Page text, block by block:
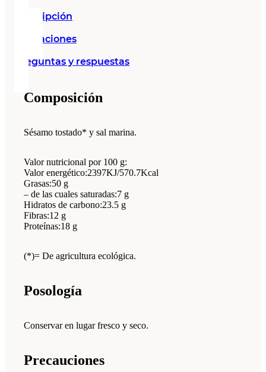
Descripción
Valoraciones
Preguntas y respuestas
Composición
Sésamo tostado* y sal marina.
Valor nutricional por 100 g:
Valor energético:2397KJ/570.7Kcal
Grasas:50 g
– de las cuales saturadas:7 g
Hidratos de carbono:23.5 g
Fibras:12 g
Proteínas:18 g
(*)= De agricultura ecológica.
Posología
Conservar en lugar fresco y seco.
Precauciones